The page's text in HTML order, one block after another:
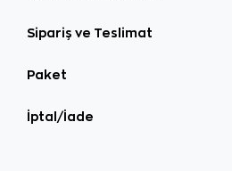
Sipariş ve Teslimat
Paket
İptal/İade